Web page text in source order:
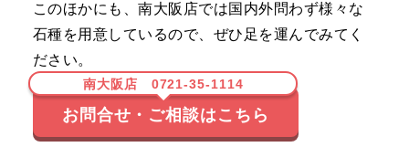
このほかにも、南大阪店では国内外問わず様々な
石種を用意しているので、ぜひ足を運んでみてく
ださい。
南大阪店 0721-35-1114
お問合せ・ご相談はこちら